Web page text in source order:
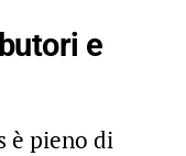
e
è pieno di